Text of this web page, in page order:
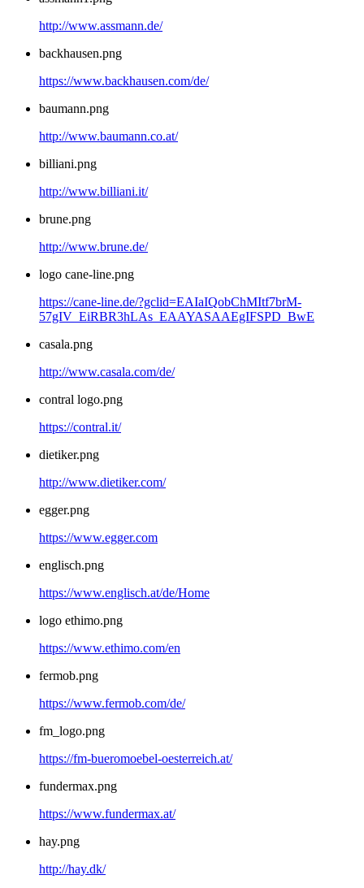
http://www.assmann.de/
backhausen.png
https://www.backhausen.com/de/
baumann.png
http://www.baumann.co.at/
billiani.png
http://www.billiani.it/
brune.png
http://www.brune.de/
logo cane-line.png
https://cane-line.de/?gclid=EAIaIQobChMItf7brM-
57gIV_EiRBR3hLAs_EAAYASAAEgIFSPD_BwE
casala.png
http://www.casala.com/de/
contral logo.png
https://contral.it/
dietiker.png
http://www.dietiker.com/
egger.png
https://www.egger.com
englisch.png
https://www.englisch.at/de/Home
logo ethimo.png
https://www.ethimo.com/en
fermob.png
https://www.fermob.com/de/
fm_logo.png
https://fm-bueromoebel-oesterreich.at/
fundermax.png
https://www.fundermax.at/
hay.png
http://hay.dk/